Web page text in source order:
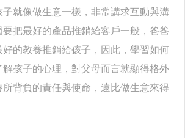
就像做生意一樣，非常講求互動與溝
把最好的產品推銷給客戶一般，爸爸
的教養推銷給孩子，因此，學習如何
解孩子的心理，對父母而言就顯得格外
背負的責任與使命，遠比做生意來得